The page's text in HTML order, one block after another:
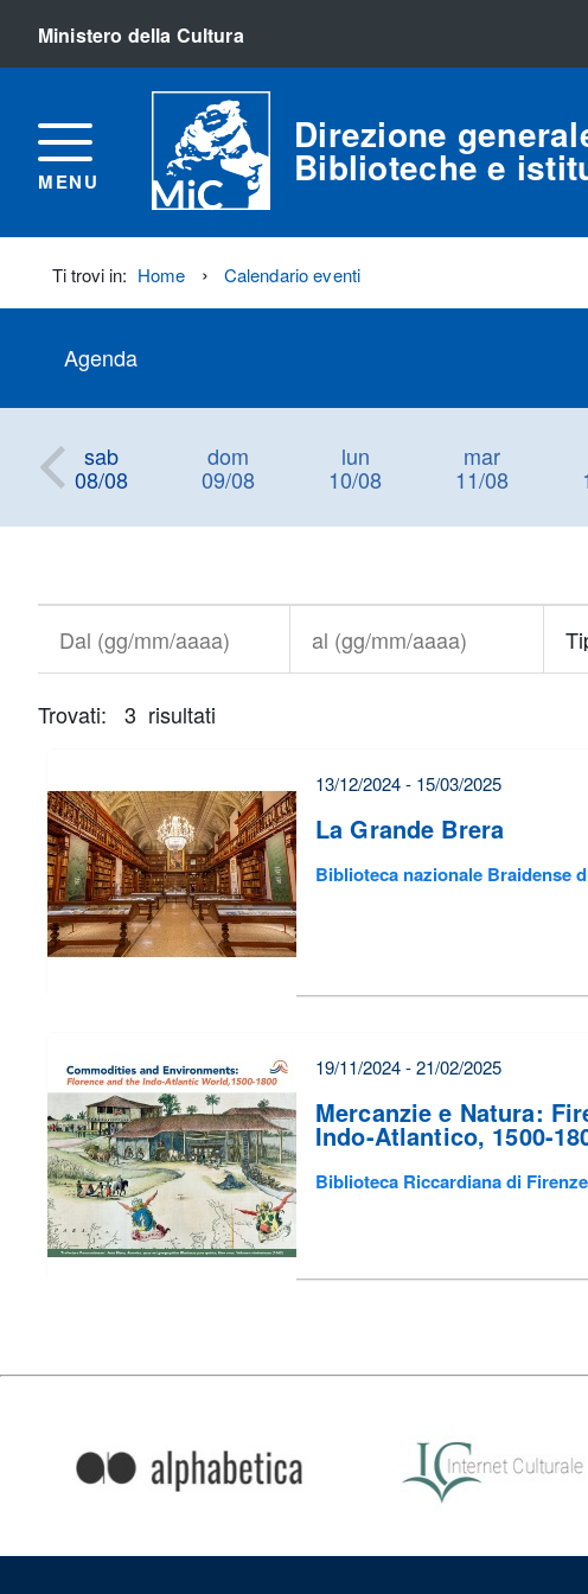
Ministero della Cultura
MENU
Direzione
Biblioteche e
Ti trovi in: Home Calendario eventi
Agenda
sab
08/08
dom
09/08
lun
10/08
mar
11/08
Dal
(gg/mm/aaaa)
al
È
alcuni
errori
prima
di
poter
Trovati: 3 risultati
13/12/2024 - 15/03/2025
La Grande Brera
Biblioteca nazionale Braidense
19/11/2024 - 21/02/2025
Mercanzie e Natura:
Indo-Atlantico, 1500-
Biblioteca Riccardiana di Firenze